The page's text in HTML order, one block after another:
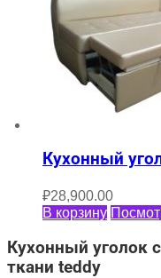
Кухонный
₽28,900.00
В корзину
Кухонный уголок
ткани teddy